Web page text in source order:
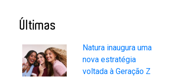
Últimas
Natura inaugura uma
nova estratégia
voltada à Geração Z